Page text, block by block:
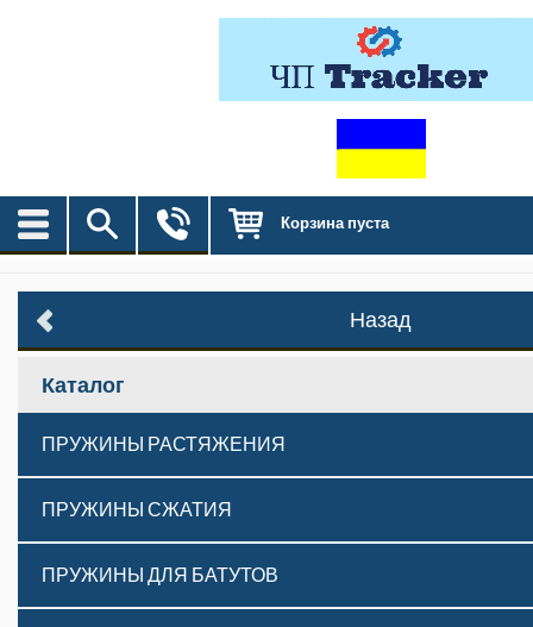
Корзина пуста
Назад
Каталог
ПРУЖИНЫ РАСТЯЖЕНИЯ
ПРУЖИНЫ СЖАТИЯ
ПРУЖИНЫ ДЛЯ БАТУТОВ